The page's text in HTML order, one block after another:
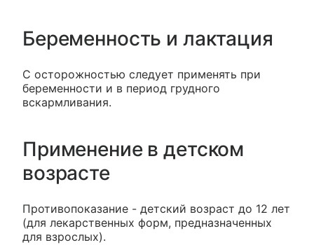
Беременность и лактация
С осторожностью следует применять при
беременности и в период грудного
вскармливания.
Применение в детском
возрасте
Противопоказание - детский возраст до 12 лет
(для лекарственных форм, предназначенных
для взрослых).